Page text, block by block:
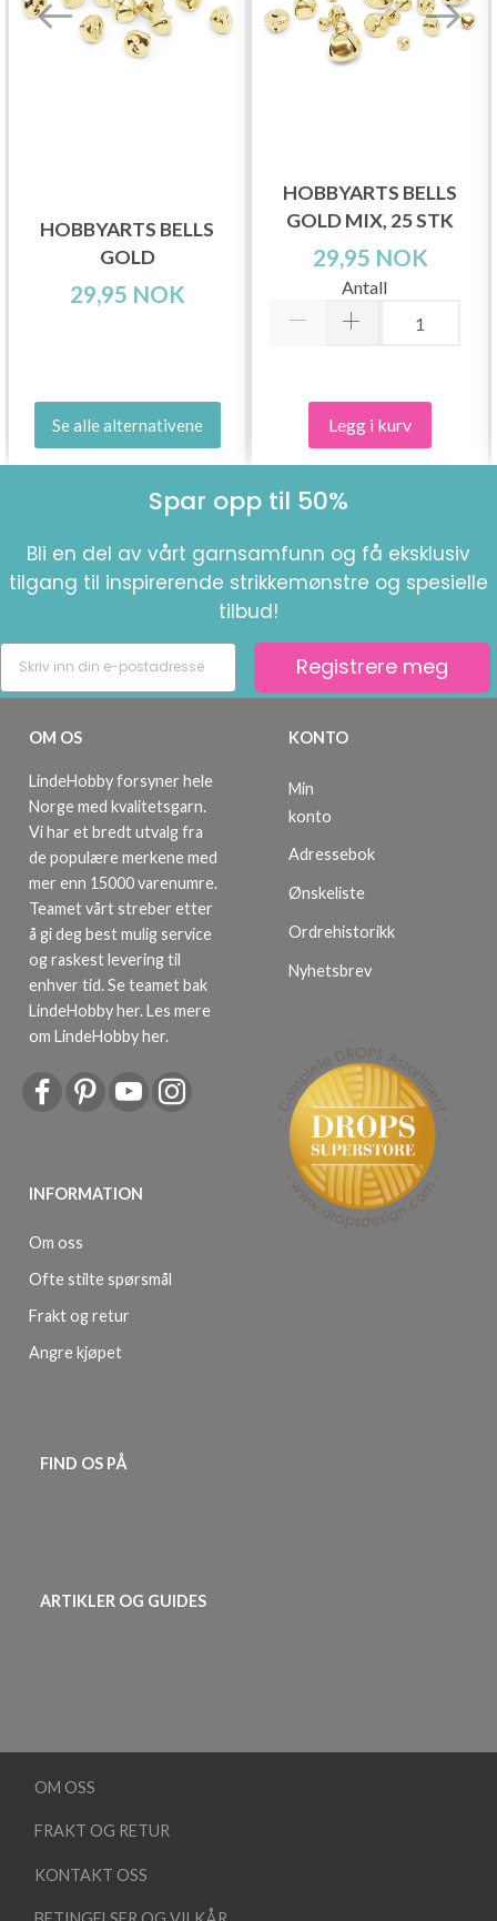
HOBBYARTS BELLS
GOLD
29,95 NOK
Se alle alternativene
HOBBYARTS BELLS
GOLD MIX, 25 STK
29,95 NOK
Antall
Legg i kurv
Spar opp til 50%
Bli en del av vårt garnsamfunn og få eksklusiv
tilgang til inspirerende strikkemønstre og spesielle
tilbud!
Registrere meg
OM OS
LindeHobby forsyner hele
Norge med kvalitetsgarn.
Vi har et bredt utvalg fra
de populære merkene med
mer enn 15000 varenumre.
Teamet vårt streber etter
å gi deg best mulig service
og raskest levering til
enhver tid. Se teamet bak
LindeHobby her.Les mere
om LindeHobby her.
INFORMATION
Om oss
Ofte stilte spørsmål
Frakt og retur
Angre kjøpet
KONTO
Min
konto
Adressebok
Ønskeliste
Ordrehistorikk
Nyhetsbrev
FIND OS PÅ
ARTIKLER OG GUIDES
OM OSS
FRAKT OG RETUR
KONTAKT OSS